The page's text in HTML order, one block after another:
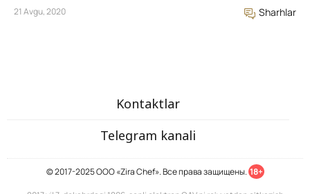
21 Avgu, 2020 Sharhlar
Kontaktlar
Telegram kanali
© 2017-2025 ООО «Zira Chef». Все права защищены. 18+